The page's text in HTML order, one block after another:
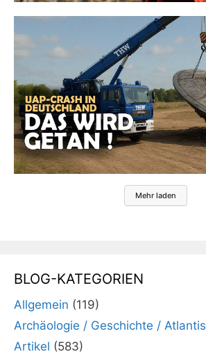
Mehr laden
BLOG-KATEGORIEN
Allgemein (119)
Archäologie / Geschichte / Atlantis
Artikel (583)